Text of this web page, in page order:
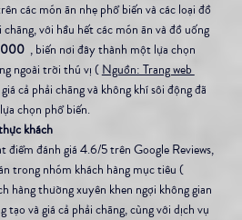
các món ăn nhẹ phổ biến và các loại đồ
với hầu hết các món ăn và đồ uống
, biến nơi đây thành một lựa chọn
ngoài trời thú vị ( Nguồn: Trang web
cả phải chăng và không khí sôi động đã
chọn phổ biến.
khách
điểm đánh giá 4.6/5 trên Google Reviews,
trong nhóm khách hàng mục tiêu (
hàng thường xuyên khen ngợi không gian
tạo và giá cả phải chăng, cùng với dịch vụ